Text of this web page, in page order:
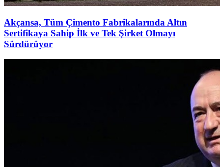
Akçansa, Tüm Çimento Fabrikalarında Altın
Sertifikaya Sahip İlk ve Tek Şirket Olmayı
Sürdürüyor